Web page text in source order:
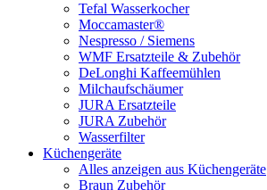
Tefal Wasserkocher
Moccamaster®
Nespresso / Siemens
WMF Ersatzteile & Zubehör
DeLonghi Kaffeemühlen
Milchaufschäumer
JURA Ersatzteile
JURA Zubehör
Wasserfilter
Küchengeräte
Alles anzeigen aus Küchengeräte
Braun Zubehör